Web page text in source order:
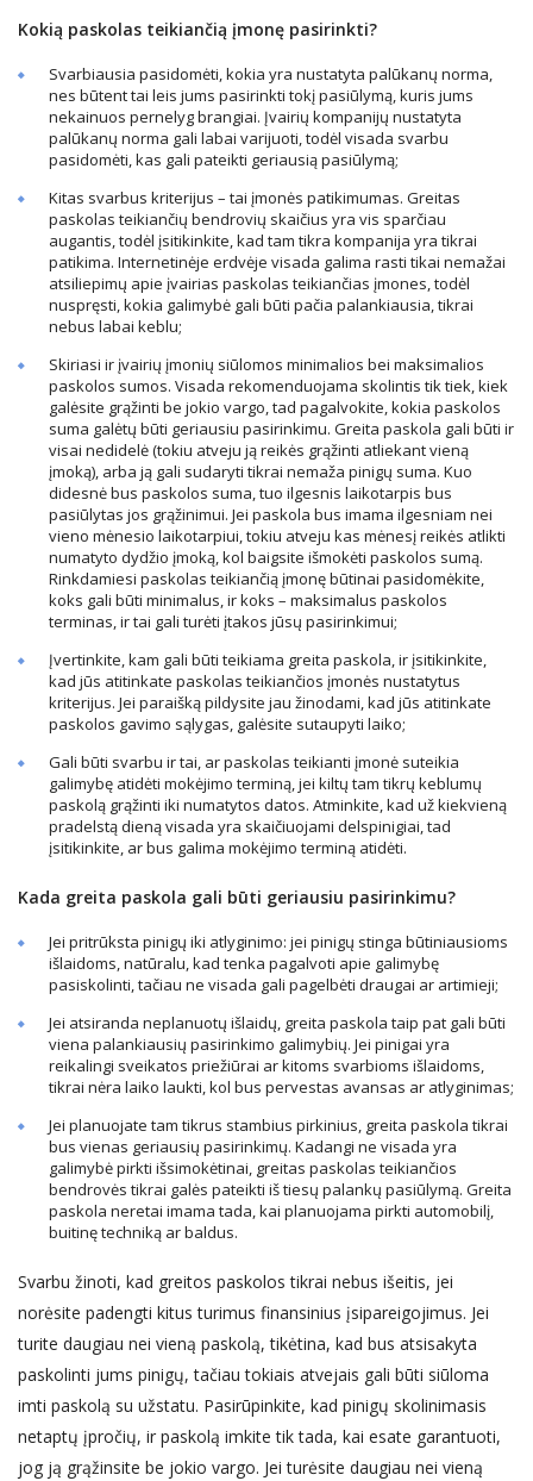
Kokią paskolas teikiančią įmonę pasirinkti?
Svarbiausia pasidomėti, kokia yra nustatyta palūkanų norma,
nes būtent tai leis jums pasirinkti tokį pasiūlymą, kuris jums
nekainuos pernelyg brangiai. Įvairių kompanijų nustatyta
palūkanų norma gali labai varijuoti, todėl visada svarbu
pasidomėti, kas gali pateikti geriausią pasiūlymą;
Kitas svarbus kriterijus – tai įmonės patikimumas. Greitas
paskolas teikiančių bendrovių skaičius yra vis sparčiau
augantis, todėl įsitikinkite, kad tam tikra kompanija yra tikrai
patikima. Internetinėje erdvėje visada galima rasti tikai nemažai
atsiliepimų apie įvairias paskolas teikiančias įmones, todėl
nuspręsti, kokia galimybė gali būti pačia palankiausia, tikrai
nebus labai keblu;
Skiriasi ir įvairių įmonių siūlomos minimalios bei maksimalios
paskolos sumos. Visada rekomenduojama skolintis tik tiek, kiek
galėsite grąžinti be jokio vargo, tad pagalvokite, kokia paskolos
suma galėtų būti geriausiu pasirinkimu. Greita paskola gali būti ir
visai nedidelė (tokiu atveju ją reikės grąžinti atliekant vieną
įmoką), arba ją gali sudaryti tikrai nemaža pinigų suma. Kuo
didesnė bus paskolos suma, tuo ilgesnis laikotarpis bus
pasiūlytas jos grąžinimui. Jei paskola bus imama ilgesniam nei
vieno mėnesio laikotarpiui, tokiu atveju kas mėnesį reikės atlikti
numatyto dydžio įmoką, kol baigsite išmokėti paskolos sumą.
Rinkdamiesi paskolas teikiančią įmonę būtinai pasidomėkite,
koks gali būti minimalus, ir koks – maksimalus paskolos
terminas, ir tai gali turėti įtakos jūsų pasirinkimui;
Įvertinkite, kam gali būti teikiama greita paskola, ir įsitikinkite,
kad jūs atitinkate paskolas teikiančios įmonės nustatytus
kriterijus. Jei paraišką pildysite jau žinodami, kad jūs atitinkate
paskolos gavimo sąlygas, galėsite sutaupyti laiko;
Gali būti svarbu ir tai, ar paskolas teikianti įmonė suteikia
galimybę atidėti mokėjimo terminą, jei kiltų tam tikrų keblumų
paskolą grąžinti iki numatytos datos. Atminkite, kad už kiekvieną
pradelstą dieną visada yra skaičiuojami delspinigiai, tad
įsitikinkite, ar bus galima mokėjimo terminą atidėti.
Kada greita paskola gali būti geriausiu pasirinkimu?
Jei pritrūksta pinigų iki atlyginimo: jei pinigų stinga būtiniausioms
išlaidoms, natūralu, kad tenka pagalvoti apie galimybę
pasiskolinti, tačiau ne visada gali pagelbėti draugai ar artimieji;
Jei atsiranda neplanuotų išlaidų, greita paskola taip pat gali būti
viena palankiausių pasirinkimo galimybių. Jei pinigai yra
reikalingi sveikatos priežiūrai ar kitoms svarbioms išlaidoms,
tikrai nėra laiko laukti, kol bus pervestas avansas ar atlyginimas;
Jei planuojate tam tikrus stambius pirkinius, greita paskola tikrai
bus vienas geriausių pasirinkimų. Kadangi ne visada yra
galimybė pirkti išsimokėtinai, greitas paskolas teikiančios
bendrovės tikrai galės pateikti iš tiesų palankų pasiūlymą. Greita
paskola neretai imama tada, kai planuojama pirkti automobilį,
buitinę techniką ar baldus.
Svarbu žinoti, kad greitos paskolos tikrai nebus išeitis, jei
norėsite padengti kitus turimus finansinius įsipareigojimus. Jei
turite daugiau nei vieną paskolą, tikėtina, kad bus atsisakyta
paskolinti jums pinigų, tačiau tokiais atvejais gali būti siūloma
imti paskolą su užstatu. Pasirūpinkite, kad pinigų skolinimasis
netaptų įpročių, ir paskolą imkite tik tada, kai esate garantuoti,
jog ją grąžinsite be jokio vargo. Jei turėsite daugiau nei vieną